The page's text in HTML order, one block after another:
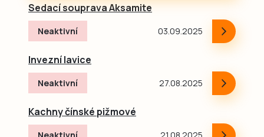
Sedací souprava Aksamite
Neaktivní 03.09.2025
Invezní lavice
Neaktivní 27.08.2025
Kachny čínské pižmové